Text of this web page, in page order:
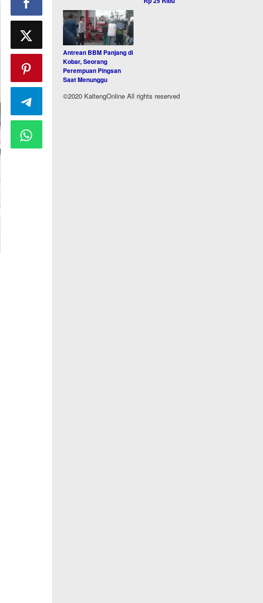
Antrean BBM Panjang di
Kobar, Seorang
Perempuan Pingsan
Saat Menunggu
©2020 KaltengOnline All rights reserved